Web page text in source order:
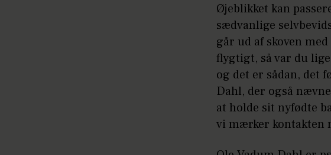
Øjeblikket kan
sædvanlige
går ud af skoven
flygtigt, så var du
og det er sådan, det
Dahl, der også
at holde sit nyfødte
vi mærker kontakten